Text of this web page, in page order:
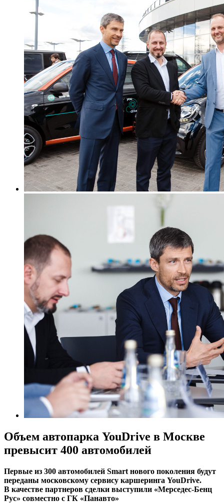
Объем автопарка YouDrive в Москве
превысит 400 автомобилей
Первые из 300 автомобилей Smart нового поколения будут
переданы московскому сервису каршеринга YouDrive.
В качестве партнеров сделки выступили «Мерседес-Бенц
Рус» совместно с ГК «Панавто»